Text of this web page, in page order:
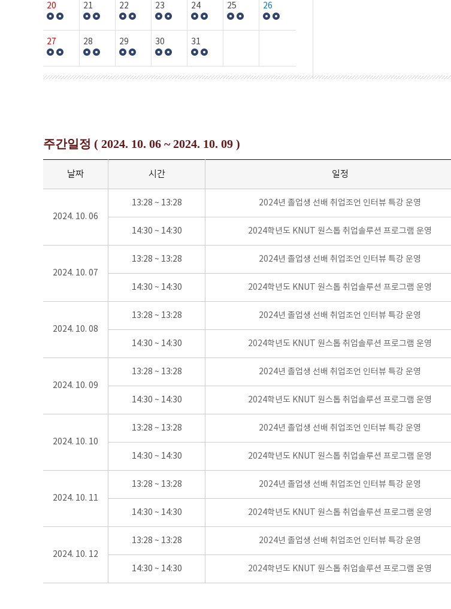
20 21 22 23 24 25 26
27 28 29 30 31
주간일정 ( 2024. 10. 06 ~ 2024. 10. 09 )
날짜 시간 일정
2024. 10. 06
13:28 ~ 13:28 2024년 졸업생 선배 취업조언 인터뷰 특강 운영
14:30 ~ 14:30 2024학년도 KNUT 원스톱 취업솔루션 프로그램 운영
2024. 10. 07
13:28 ~ 13:28 2024년 졸업생 선배 취업조언 인터뷰 특강 운영
14:30 ~ 14:30 2024학년도 KNUT 원스톱 취업솔루션 프로그램 운영
2024. 10. 08
13:28 ~ 13:28 2024년 졸업생 선배 취업조언 인터뷰 특강 운영
14:30 ~ 14:30 2024학년도 KNUT 원스톱 취업솔루션 프로그램 운영
2024. 10. 09
13:28 ~ 13:28 2024년 졸업생 선배 취업조언 인터뷰 특강 운영
14:30 ~ 14:30 2024학년도 KNUT 원스톱 취업솔루션 프로그램 운영
2024. 10. 10
13:28 ~ 13:28 2024년 졸업생 선배 취업조언 인터뷰 특강 운영
14:30 ~ 14:30 2024학년도 KNUT 원스톱 취업솔루션 프로그램 운영
2024. 10. 11
13:28 ~ 13:28 2024년 졸업생 선배 취업조언 인터뷰 특강 운영
14:30 ~ 14:30 2024학년도 KNUT 원스톱 취업솔루션 프로그램 운영
2024. 10. 12
13:28 ~ 13:28 2024년 졸업생 선배 취업조언 인터뷰 특강 운영
14:30 ~ 14:30 2024학년도 KNUT 원스톱 취업솔루션 프로그램 운영